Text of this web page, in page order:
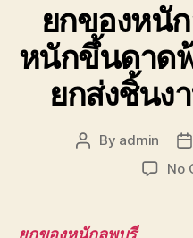
ยกของหนั
หนักขึ้นดาด
ยกส่งชิ้นง
Post
By admin
No